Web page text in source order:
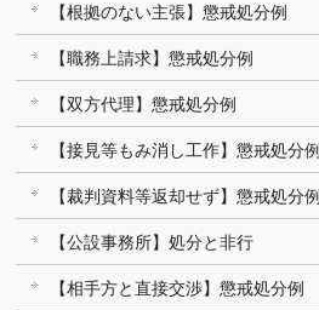
【根拠のない主張】懲戒処分例
【職務上請求】懲戒処分例
【双方代理】懲戒処分例
【接見等もみ消し工作】懲戒処分例
【裁判資料等返却せず】懲戒処分例
【公設事務所】処分と非行
【相手方と直接交渉】懲戒処分例